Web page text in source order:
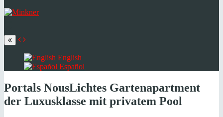
language
English
Español
Portals NousLichtes Gartenapartment
der Luxusklasse mit privatem Pool